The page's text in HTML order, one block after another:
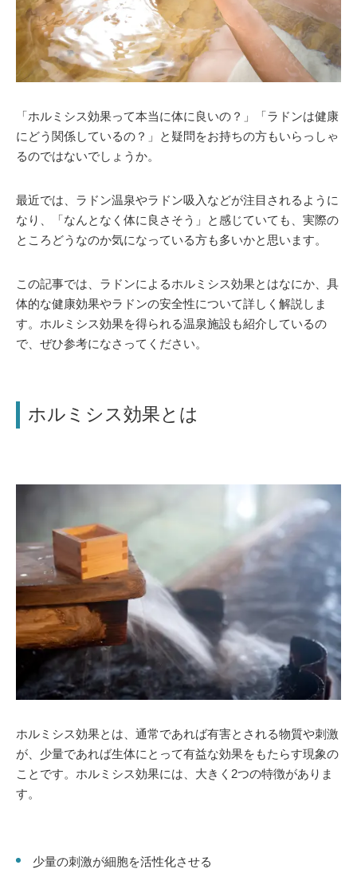
「ホルミシス効果って本当に体に良いの？」「ラドンは健康
にどう関係しているの？」と疑問をお持ちの方もいらっしゃ
るのではないでしょうか。
最近では、ラドン温泉やラドン吸入などが注目されるように
なり、「なんとなく体に良さそう」と感じていても、実際の
ところどうなのか気になっている方も多いかと思います。
この記事では、ラドンによるホルミシス効果とはなにか、具
体的な健康効果やラドンの安全性について詳しく解説しま
す。ホルミシス効果を得られる温泉施設も紹介しているの
で、ぜひ参考になさってください。
ホルミシス効果とは
ホルミシス効果とは、通常であれば有害とされる物質や刺激
が、少量であれば生体にとって有益な効果をもたらす現象の
ことです。ホルミシス効果には、大きく2つの特徴がありま
す。
少量の刺激が細胞を活性化させる